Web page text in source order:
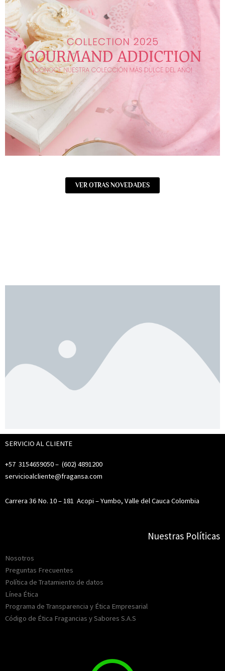
VER OTRAS NOVEDADES
SERVICIO AL CLIENTE
+57 3154659050 – (602) 4891200
servicioalcliente@fragansa.com
Carrera 36 No. 10 – 181 Acopi – Yumbo, Valle del Cauca Colombia
Nuestras Políticas
Nosotros
Preguntas Frecuentes
Política de Tratamiento de datos
Línea Ética
Programa de Transparencia y Ética Empresarial
Código de Ética Fragancias y Sabores S.A.S